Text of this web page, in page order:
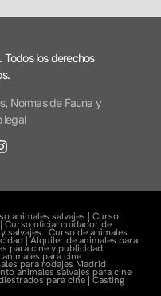
los derechos
, Normas de Fauna y
legal
animales salvajes | Curso
Curso oficial cuidador de
salvajes | Curso de animales
|Alquiler de animales para
para cine y publicidad
para cine
para rodajes Madrid
animales salvajes para cine
para cine| Casting